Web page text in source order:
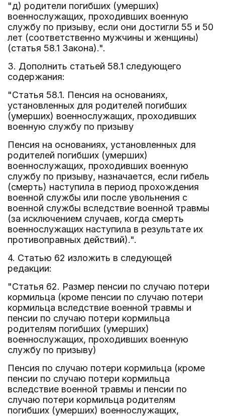
"д) родители погибших (умерших)
военнослужащих, проходивших военную
службу по призыву, если они достигли 55 и 50
лет (соответственно мужчины и женщины)
(статья 58.1 Закона).".
3. Дополнить статьей 58.1 следующего
содержания:
"Статья 58.1. Пенсия на основаниях,
установленных для родителей погибших
(умерших) военнослужащих, проходивших
военную службу по призыву
Пенсия на основаниях, установленных для
родителей погибших (умерших)
военнослужащих, проходивших военную
службу по призыву, назначается, если гибель
(смерть) наступила в период прохождения
военной службы или после увольнения с
военной службы вследствие военной травмы
(за исключением случаев, когда смерть
военнослужащих наступила в результате их
противоправных действий).".
4. Статью 62 изложить в следующей
редакции:
"Статья 62. Размер пенсии по случаю потери
кормильца (кроме пенсии по случаю потери
кормильца вследствие военной травмы и
пенсии по случаю потери кормильца
родителям погибших (умерших)
военнослужащих, проходивших военную
службу по призыву)
Пенсия по случаю потери кормильца (кроме
пенсии по случаю потери кормильца
вследствие военной травмы и пенсии по
случаю потери кормильца родителям
погибших (умерших) военнослужащих,